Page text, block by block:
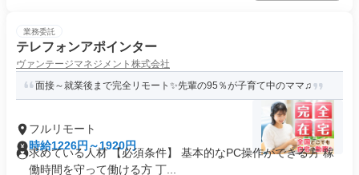
業務委託
テレフォンアポインター
ヴァンテージマネジメント株式会社
面接～就業後まで完全リモート✨先輩の95％が子育て中のママ♫
フルリモート
時給1226円～1920円
求めている人材 【必須条件】 基本的なPC操作ができる方 稼
働時間を守って働ける方 丁...